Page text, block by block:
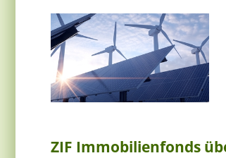
ZIF Immobilienfonds